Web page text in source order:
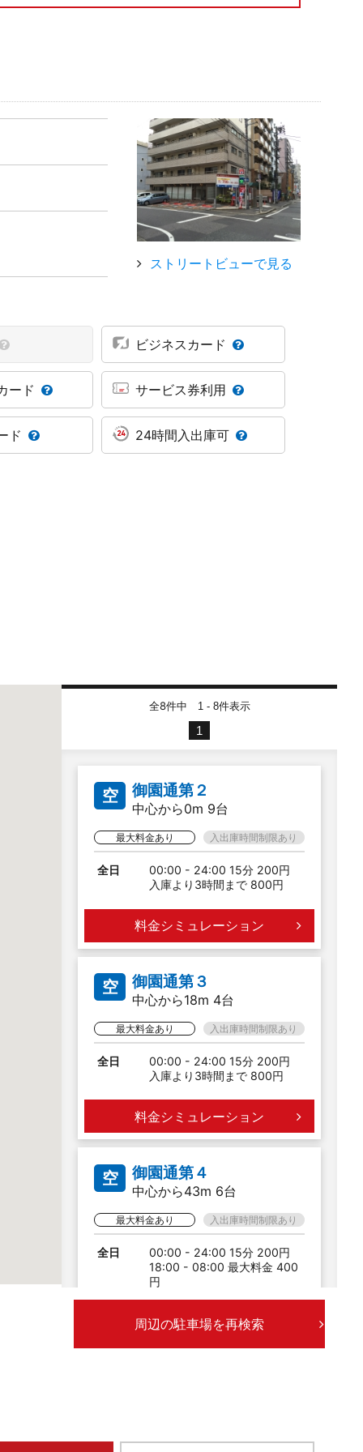
ストリートビューで見る
ビジネスカード
ード サービス券利用
ド 24時間入出庫可
全8件中 1 - 8件表示
1
空 御園通第２
中心から0m 9台
最大料金あり 入出庫時間制限あり
全日
00:00 - 24:00 15分 200円
入庫より3時間まで 800円
料金シミュレーション
空 御園通第３
中心から18m 4台
最大料金あり 入出庫時間制限あり
全日
00:00 - 24:00 15分 200円
入庫より3時間まで 800円
料金シミュレーション
空 御園通第４
中心から43m 6台
最大料金あり 入出庫時間制限あり
全日
00:00 - 24:00 15分 200円
18:00 - 08:00 最大料金 400
円
月〜金・ 08:00 - 18:00 最大料金
1,600円
周辺の駐車場を再検索